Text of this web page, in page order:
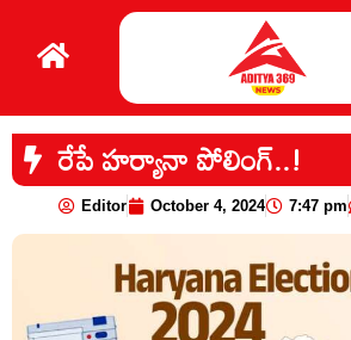
రేపే హర్యానా పోలింగ్..!
Editor October 4, 2024 7:47 pm